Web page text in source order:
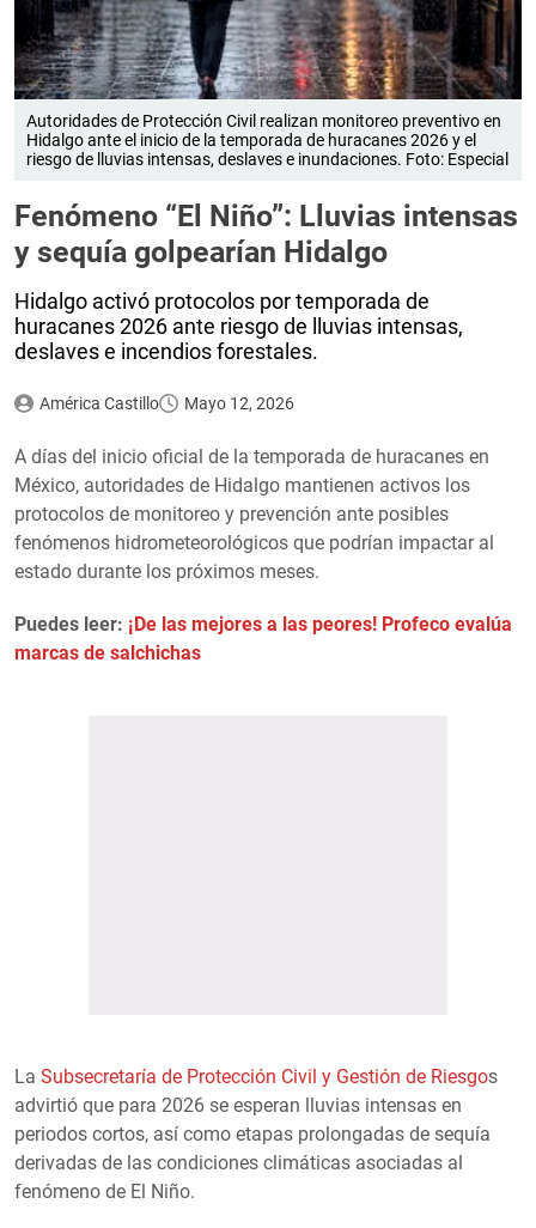
Autoridades de Protección Civil realizan monitoreo preventivo en
Hidalgo ante el inicio de la temporada de huracanes 2026 y el
riesgo de lluvias intensas, deslaves e inundaciones. Foto: Especial
Fenómeno “El Niño”: Lluvias intensas
y sequía golpearían Hidalgo
Hidalgo activó protocolos por temporada de
huracanes 2026 ante riesgo de lluvias intensas,
deslaves e incendios forestales.
América Castillo Mayo 12, 2026
A días del inicio oficial de la temporada de huracanes en
México, autoridades de Hidalgo mantienen activos los
protocolos de monitoreo y prevención ante posibles
fenómenos hidrometeorológicos que podrían impactar al
estado durante los próximos meses.
Puedes leer: ¡De las mejores a las peores! Profeco evalúa
marcas de salchichas
La Subsecretaría de Protección Civil y Gestión de Riesgos
advirtió que para 2026 se esperan lluvias intensas en
periodos cortos, así como etapas prolongadas de sequía
derivadas de las condiciones climáticas asociadas al
fenómeno de El Niño.